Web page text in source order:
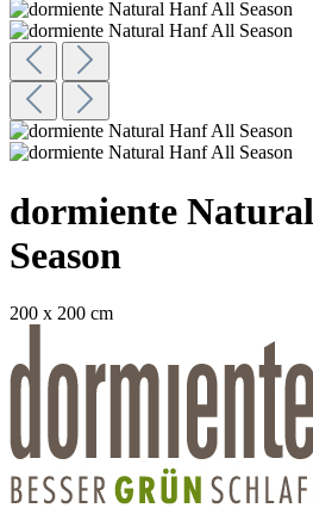
dormiente
Season
200 x 200 cm